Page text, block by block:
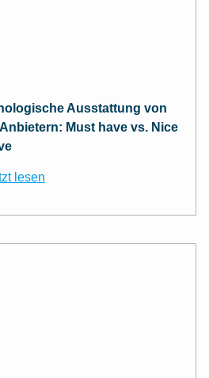
Ausstattung von
Anbietern: Must have vs. Nice
lesen